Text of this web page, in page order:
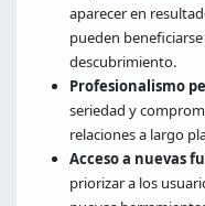
aparecer en
pueden
descubrimiento.
Profesionalismo
seriedad y
relaciones a largo
Acceso a nuevas
priorizar a los